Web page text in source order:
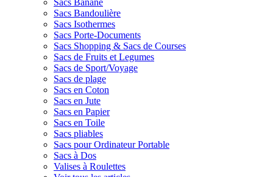
Sacs Banane
Sacs Bandoulière
Sacs Isothermes
Sacs Porte-Documents
Sacs Shopping & Sacs de Courses
Sacs de Fruits et Legumes
Sacs de Sport/Voyage
Sacs de plage
Sacs en Coton
Sacs en Jute
Sacs en Papier
Sacs en Toile
Sacs pliables
Sacs pour Ordinateur Portable
Sacs à Dos
Valises à Roulettes